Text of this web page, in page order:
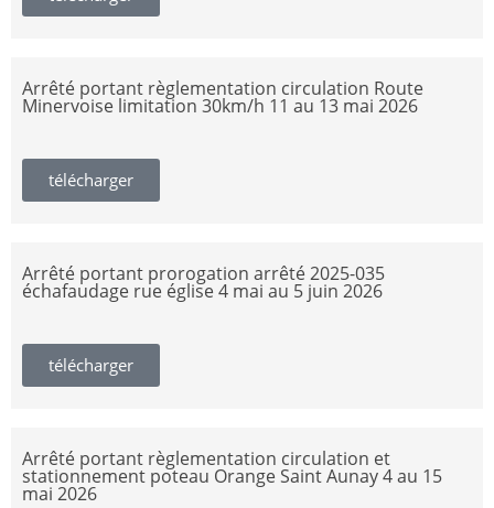
Arrêté portant règlementation circulation Route
Minervoise limitation 30km/h 11 au 13 mai 2026
télécharger
Arrêté portant prorogation arrêté 2025-035
échafaudage rue église 4 mai au 5 juin 2026
télécharger
Arrêté portant règlementation circulation et
stationnement poteau Orange Saint Aunay 4 au 15
mai 2026